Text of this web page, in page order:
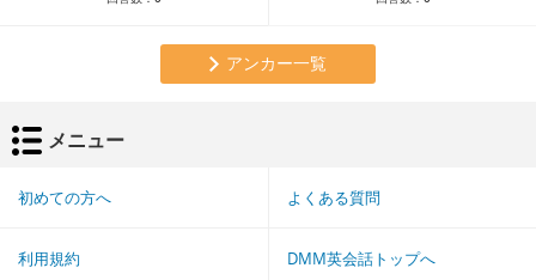
アンカー一覧
メニュー
初めての方へ よくある質問
利用規約 DMM英会話トップへ